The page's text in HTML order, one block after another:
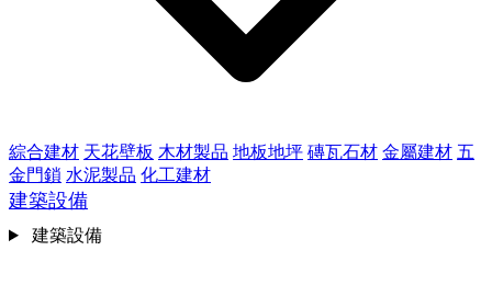
綜合建材 天花壁板 木材製品 地板地坪 磚瓦石材 金屬建材 五
金門鎖 水泥製品 化工建材
建築設備
建築設備